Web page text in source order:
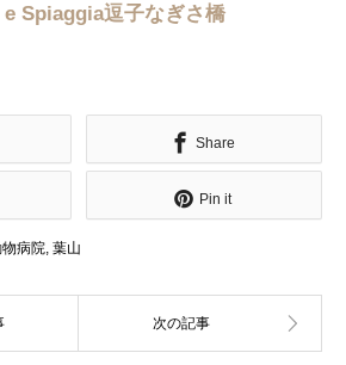
e Spiaggia逗子なぎさ橋
Share
Pin it
病院, 葉山